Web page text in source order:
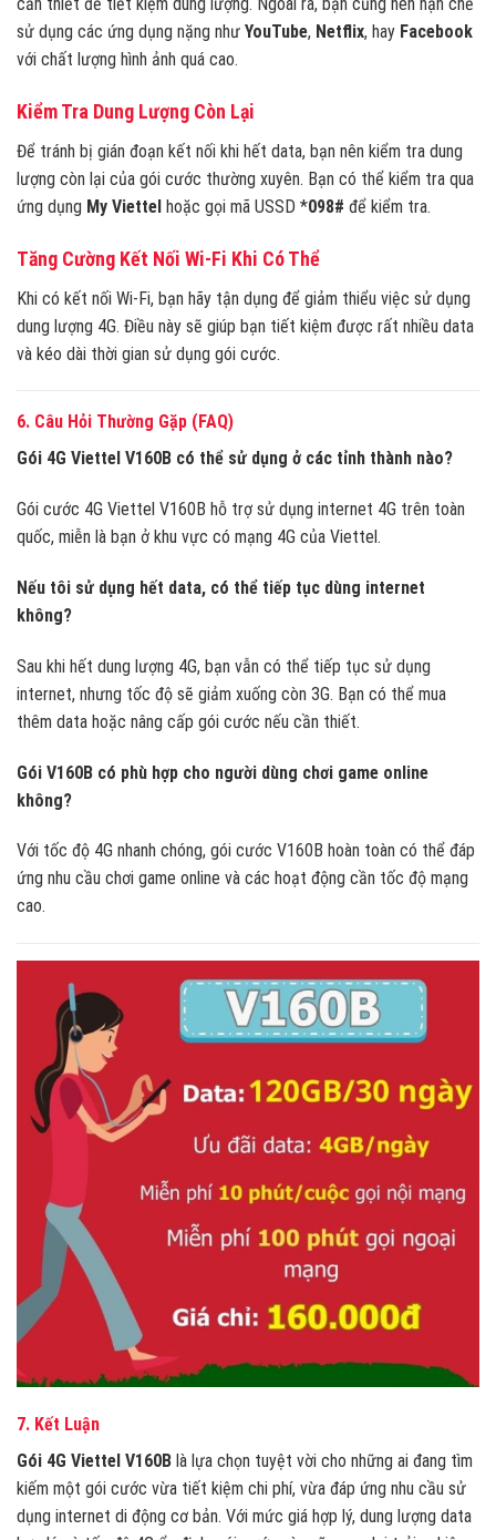
sử dụng các ứng dụng nặng như YouTube, Netflix, hay Facebook
với chất lượng hình ảnh quá cao.
Kiểm Tra Dung Lượng Còn Lại
Để tránh bị gián đoạn kết nối khi hết data, bạn nên kiểm tra dung
lượng còn lại của gói cước thường xuyên. Bạn có thể kiểm tra qua
ứng dụng My Viettel hoặc gọi mã USSD *098# để kiểm tra.
Tăng Cường Kết Nối Wi-Fi Khi Có Thể
Khi có kết nối Wi-Fi, bạn hãy tận dụng để giảm thiểu việc sử dụng
dung lượng 4G. Điều này sẽ giúp bạn tiết kiệm được rất nhiều data
và kéo dài thời gian sử dụng gói cước.
6. Câu Hỏi Thường Gặp (FAQ)
Gói 4G Viettel V160B có thể sử dụng ở các tỉnh thành nào?
Gói cước 4G Viettel V160B hỗ trợ sử dụng internet 4G trên toàn
quốc, miễn là bạn ở khu vực có mạng 4G của Viettel.
Nếu tôi sử dụng hết data, có thể tiếp tục dùng internet
không?
Sau khi hết dung lượng 4G, bạn vẫn có thể tiếp tục sử dụng
internet, nhưng tốc độ sẽ giảm xuống còn 3G. Bạn có thể mua
thêm data hoặc nâng cấp gói cước nếu cần thiết.
Gói V160B có phù hợp cho người dùng chơi game online
không?
Với tốc độ 4G nhanh chóng, gói cước V160B hoàn toàn có thể đáp
ứng nhu cầu chơi game online và các hoạt động cần tốc độ mạng
cao.
7. Kết Luận
Gói 4G Viettel V160B là lựa chọn tuyệt vời cho những ai đang tìm
kiếm một gói cước vừa tiết kiệm chi phí, vừa đáp ứng nhu cầu sử
dụng internet di động cơ bản. Với mức giá hợp lý, dung lượng data